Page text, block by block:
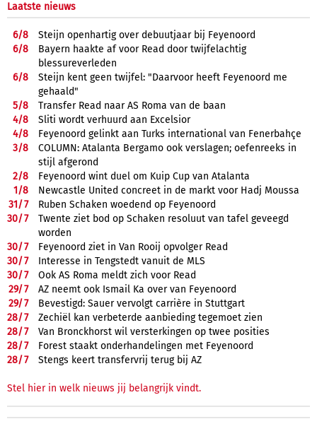
Laatste nieuws
6/8
Steijn openhartig over debuutjaar bij Feyenoord
6/8
Bayern haakte af voor Read door twijfelachtig
blessureverleden
6/8
Steijn kent geen twijfel: "Daarvoor heeft Feyenoord me
gehaald"
5/8
Transfer Read naar AS Roma van de baan
4/8
Sliti wordt verhuurd aan Excelsior
4/8
Feyenoord gelinkt aan Turks international van Fenerbahçe
3/8
COLUMN: Atalanta Bergamo ook verslagen; oefenreeks in
stijl afgerond
2/8
Feyenoord wint duel om Kuip Cup van Atalanta
1/8
Newcastle United concreet in de markt voor Hadj Moussa
31/7
Ruben Schaken woedend op Feyenoord
30/7
Twente ziet bod op Schaken resoluut van tafel geveegd
worden
30/7
Feyenoord ziet in Van Rooij opvolger Read
30/7
Interesse in Tengstedt vanuit de MLS
30/7
Ook AS Roma meldt zich voor Read
29/7
AZ neemt ook Ismail Ka over van Feyenoord
29/7
Bevestigd: Sauer vervolgt carrière in Stuttgart
28/7
Zechiël kan verbeterde aanbieding tegemoet zien
28/7
Van Bronckhorst wil versterkingen op twee posities
28/7
Forest staakt onderhandelingen met Feyenoord
28/7 Stengs keert transfervrij terug bij AZ
Stel hier in welk nieuws jij belangrijk vindt.